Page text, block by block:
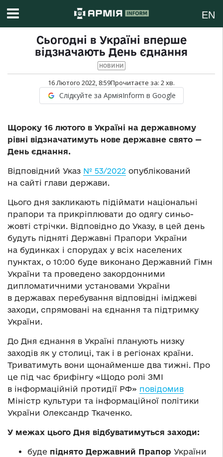
EN
Сьогодні в Україні вперше
відзначають День єднання
НОВИНИ
16 Лютого 2022, 8:59Прочитаєте за: 2хв.
Слідкуйте за АрміяInform в Google
Щороку 16 лютого в Україні на державному
рівні відзначатимуть нове державне свято —
День єднання.
Відповідний Указ № 53/2022 опублікований
на сайті глави держави.
Цього дня закликають підіймати національні
прапори та прикріплювати до одягу синьо-
жовті стрічки. Відповідно до Указу, в цей день
будуть підняті Державні Прапори України
на будинках і спорудах у всіх населених
пунктах, о 10:00 буде виконано Державний Гімн
України та проведено закордонними
дипломатичними установами України
в державах перебування відповідні іміджеві
заходи, спрямовані на єднання та підтримку
України.
До Дня єднання в Україні планують низку
заходів як у столиці, так і в регіонах країни.
Триватимуть вони щонайменше два тижні. Про
це під час брифінгу «Щодо ролі ЗМІ
в інформаційній протидії РФ» повідомив
Міністр культури та інформаційної політики
України Олександр Ткаченко.
У межах цього Дня відбуватимуться заходи:
буде піднято Державний Прапор України